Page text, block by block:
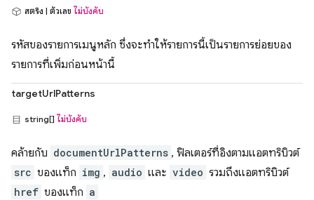
สตริง | ตัวเลข ไม่บังคับ
รหัสของรายการเมนูหลัก ซึ่งจะทำให้รายการนี้เป็นรายการย่อยของ
รายการที่เพิ่มก่อนหน้านี้
targetUrlPatterns
string[] ไม่บังคับ
คล้ายกับ documentUrlPatterns , ฟิลเตอร์ที่อิงตามแอตทริบิวต์
src ของแท็ก img , audio และ video รวมถึงแอตทริบิวต์
href ของแท็ก a